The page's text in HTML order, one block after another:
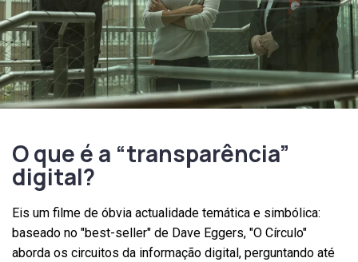
O que é a “transparência”
digital?
Eis um filme de óbvia actualidade temática e simbólica:
baseado no "best-seller" de Dave Eggers, "O Círculo"
aborda os circuitos da informação digital, perguntando até